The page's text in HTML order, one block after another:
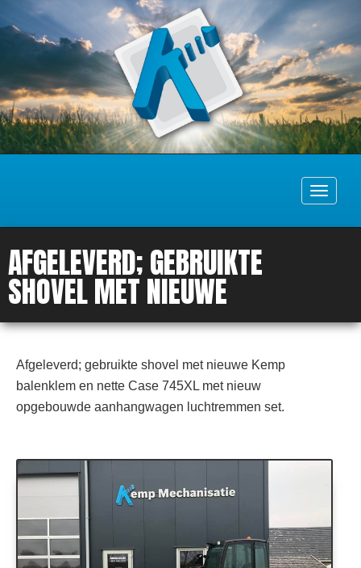
Toggle
AFGELEVERD; GEBRUIKTE
SHOVEL MET NIEUWE
Afgeleverd; gebruikte shovel met nieuwe Kemp
balenklem en nette Case 745XL met nieuw
opgebouwde aanhangwagen luchtremmen set.